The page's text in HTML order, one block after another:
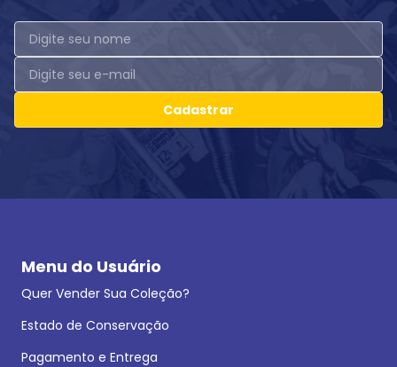
Cadastrar
Menu do Usuário
Quer Vender Sua Coleção?
Estado de Conservação
Pagamento e Entrega